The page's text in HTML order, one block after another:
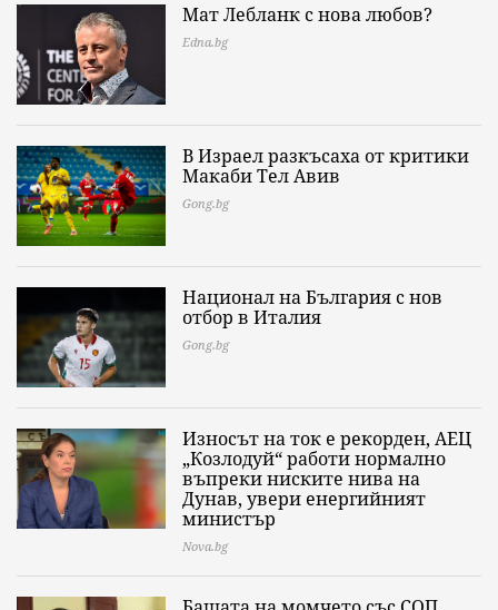
Мат Лебланк с нова любов?
Edna.bg
В Израел разкъсаха от критики
Макаби Тел Авив
Gong.bg
Национал на България с нов
отбор в Италия
Gong.bg
Износът на ток е рекорден, АЕЦ
„Козлодуй“ работи нормално
въпреки ниските нива на
Дунав, увери енергийният
министър
Nova.bg